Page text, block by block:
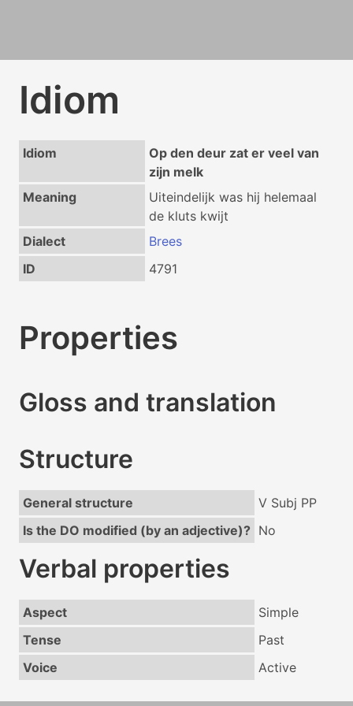
Idiom
Idiom
Op den deur zat er veel van
zijn melk
Meaning
Uiteindelijk was hij helemaal
de kluts kwijt
Dialect
Brees
ID
4791
Properties
Gloss and translation
Structure
General structure
V Subj PP
Is the DO modified (by an adjective)? No
Verbal properties
Aspect
Simple
Tense
Past
Voice
Active